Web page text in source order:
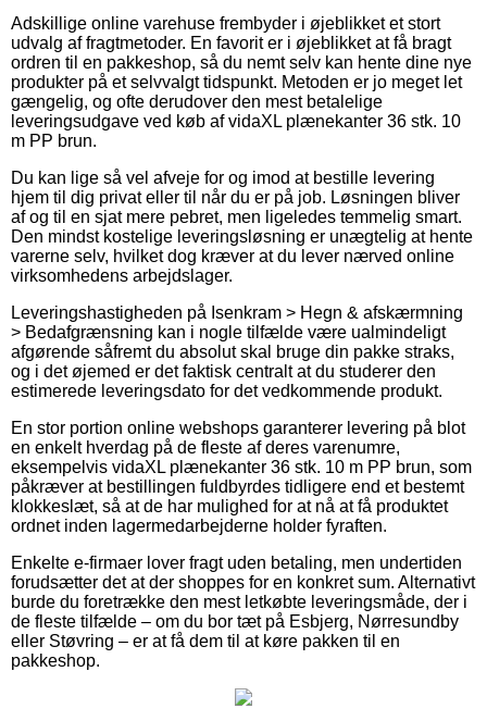
Adskillige online varehuse frembyder i øjeblikket et stort
udvalg af fragtmetoder. En favorit er i øjeblikket at få bragt
ordren til en pakkeshop, så du nemt selv kan hente dine nye
produkter på et selvvalgt tidspunkt. Metoden er jo meget let
gængelig, og ofte derudover den mest betalelige
leveringsudgave ved køb af vidaXL plænekanter 36 stk. 10
m PP brun.
Du kan lige så vel afveje for og imod at bestille levering
hjem til dig privat eller til når du er på job. Løsningen bliver
af og til en sjat mere pebret, men ligeledes temmelig smart.
Den mindst kostelige leveringsløsning er unægtelig at hente
varerne selv, hvilket dog kræver at du lever nærved online
virksomhedens arbejdslager.
Leveringshastigheden på Isenkram > Hegn & afskærmning
> Bedafgrænsning kan i nogle tilfælde være ualmindeligt
afgørende såfremt du absolut skal bruge din pakke straks,
og i det øjemed er det faktisk centralt at du studerer den
estimerede leveringsdato for det vedkommende produkt.
En stor portion online webshops garanterer levering på blot
en enkelt hverdag på de fleste af deres varenumre,
eksempelvis vidaXL plænekanter 36 stk. 10 m PP brun, som
påkræver at bestillingen fuldbyrdes tidligere end et bestemt
klokkeslæt, så at de har mulighed for at nå at få produktet
ordnet inden lagermedarbejderne holder fyraften.
Enkelte e-firmaer lover fragt uden betaling, men undertiden
forudsætter det at der shoppes for en konkret sum. Alternativt
burde du foretrække den mest letkøbte leveringsmåde, der i
de fleste tilfælde – om du bor tæt på Esbjerg, Nørresundby
eller Støvring – er at få dem til at køre pakken til en
pakkeshop.